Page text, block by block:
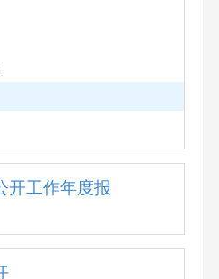
开工作年度报